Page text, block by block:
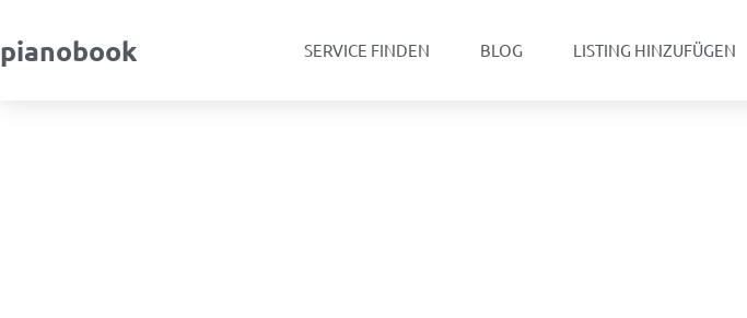
pianobook SERVICE FINDEN BLOG LISTING HINZUFÜGEN